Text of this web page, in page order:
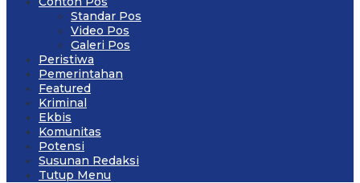
Standar Pos
Video Pos
Galeri Pos
Peristiwa
Pemerintahan
Featured
Kriminal
Ekbis
Komunitas
Potensi
Susunan Redaksi
Tutup Menu